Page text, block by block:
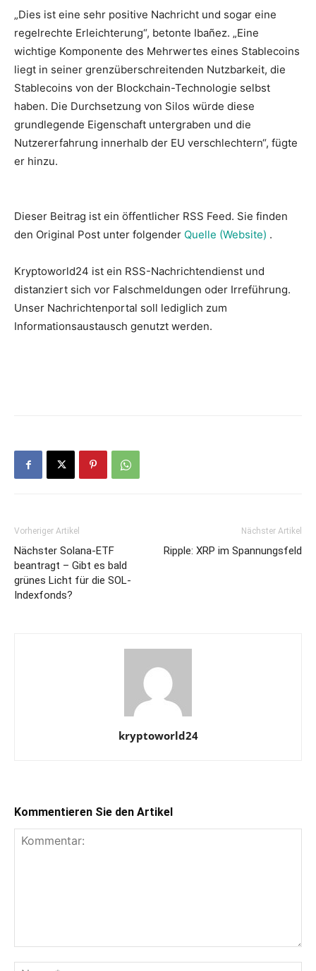
„Dies ist eine sehr positive Nachricht und sogar eine
regelrechte Erleichterung“, betonte Ibañez. „Eine
wichtige Komponente des Mehrwertes eines Stablecoins
liegt in seiner grenzüberschreitenden Nutzbarkeit, die
Stablecoins von der Blockchain-Technologie selbst
haben. Die Durchsetzung von Silos würde diese
grundlegende Eigenschaft untergraben und die
Nutzererfahrung innerhalb der EU verschlechtern“, fügte
er hinzu.
Dieser Beitrag ist ein öffentlicher RSS Feed. Sie finden
den Original Post unter folgender Quelle (Website) .
Kryptoworld24 ist ein RSS-Nachrichtendienst und
distanziert sich vor Falschmeldungen oder Irreführung.
Unser Nachrichtenportal soll lediglich zum
Informationsaustausch genutzt werden.
Vorheriger Artikel
Nächster Solana-ETF
beantragt – Gibt es bald
grünes Licht für die SOL-
Indexfonds?
Nächster Artikel
Ripple: XRP im Spannungsfeld
kryptoworld24
Kommentieren Sie den Artikel